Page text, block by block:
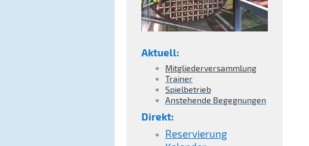
Aktuell:
Mitgliederversammlung
Trainer
Spielbetrieb
Anstehende Begegnungen
Direkt:
Reservierung